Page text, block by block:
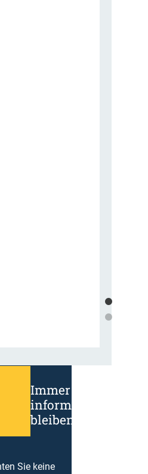
Immer
informiert
bleiben!
Sie keine